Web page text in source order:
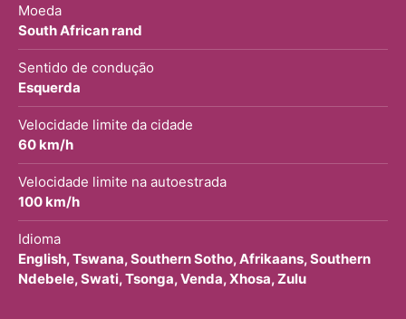
Moeda
South African rand
Sentido de condução
Esquerda
Velocidade limite da cidade
60 km/h
Velocidade limite na autoestrada
100 km/h
Idioma
English, Tswana, Southern Sotho, Afrikaans, Southern
Ndebele, Swati, Tsonga, Venda, Xhosa, Zulu